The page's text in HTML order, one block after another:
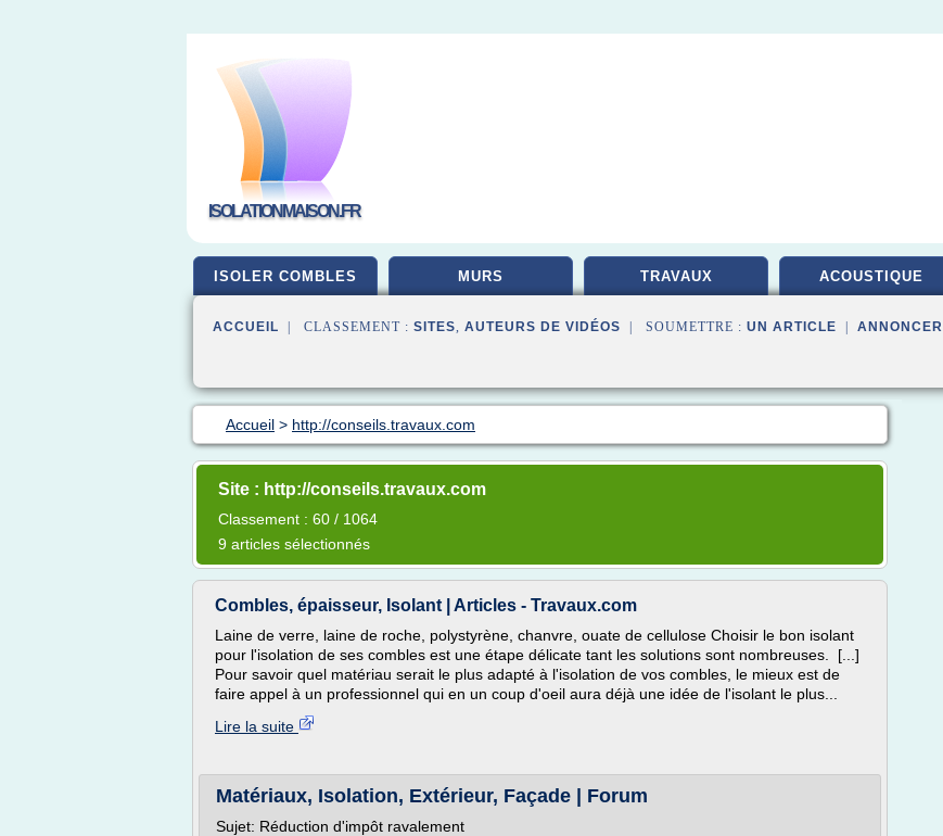
ISOLATIONMAISON.FR
ISOLER COMBLES MURS TRAVAUX ACOUSTIQUE
ACCUEIL | CLASSEMENT : SITES, AUTEURS DE VIDÉOS | SOUMETTRE : UN ARTICLE ANNONCER
Accueil > http://conseils.travaux.com
Site : http://conseils.travaux.com
Classement : 60 / 1064
9 articles sélectionnés
Combles, épaisseur, Isolant | Articles - Travaux.com
Laine de verre, laine de roche, polystyrène, chanvre, ouate de cellulose Choisir le bon isolant
pour l'isolation de ses combles est une étape délicate tant les solutions sont nombreuses. [...]
Pour savoir quel matériau serait le plus adapté à l'isolation de vos combles, le mieux est de
faire appel à un professionnel qui en un coup d'oeil aura déjà une idée de l'isolant le plus...
Lire la suite
Matériaux, Isolation, Extérieur, Façade | Forum
Sujet: Réduction d'impôt ravalement